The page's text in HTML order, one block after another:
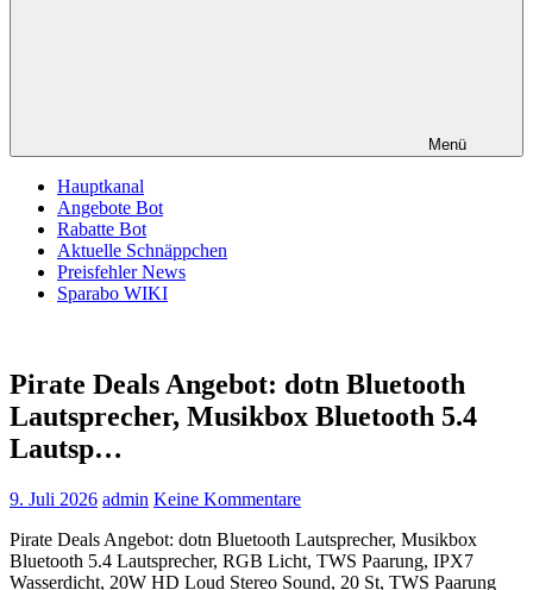
Menü
Hauptkanal
Angebote Bot
Rabatte Bot
Aktuelle Schnäppchen
Preisfehler News
Sparabo WIKI
Pirate Deals Angebot: dotn Bluetooth
Lautsprecher, Musikbox Bluetooth 5.4
Lautsp…
9. Juli 2026 admin Keine Kommentare
Pirate Deals Angebot: dotn Bluetooth Lautsprecher, Musikbox
Bluetooth 5.4 Lautsprecher, RGB Licht, TWS Paarung, IPX7
Wasserdicht, 20W HD Loud Stereo Sound, 20 St, TWS Paarung